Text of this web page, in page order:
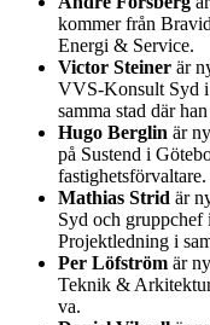
kommer från
Energi & Service.
Victor Steiner är
VVS-Konsult Syd
samma stad där
Hugo Berglin är
på Sustend i
fastighetsförvaltare.
Mathias Strid är
Syd och
Projektledning i
Per Löfström är
Teknik &
va.